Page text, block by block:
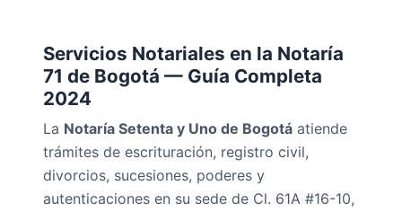
Servicios Notariales en la Notaría
71 de Bogotá — Guía Completa
2024
La Notaría Setenta y Uno de Bogotá atiende
trámites de escrituración, registro civil,
divorcios, sucesiones, poderes y
autenticaciones en su sede de Cl. 61A #16-10,